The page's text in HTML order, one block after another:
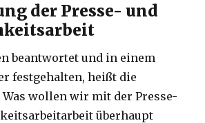
der Presse- und
beantwortet und in einem
festgehalten, heißt die
Was wollen wir mit der Presse-
überhaupt